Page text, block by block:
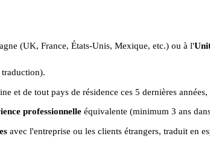
(UK, France, États-Unis, Mexique, etc.) ou à l'
et de tout pays de résidence ces 5 dernières
professionnelleéquivalente (minimum 3 ans
avec l'entreprise ou les clients étrangers, traduit en